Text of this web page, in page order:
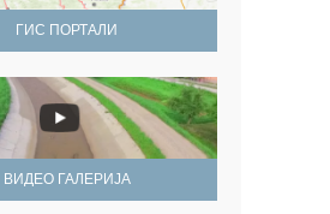
ГИС ПОРТАЛИ
ВИДЕО ГАЛЕРИЈА